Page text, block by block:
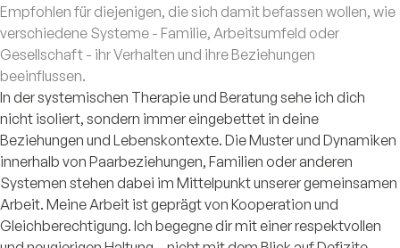
Empfohlen für diejenigen, die sich damit befassen wollen, wie
verschiedene Systeme - Familie, Arbeitsumfeld oder
Gesellschaft - ihr Verhalten und ihre Beziehungen
beeinflussen.
In der systemischen Therapie und Beratung sehe ich dich
nicht isoliert, sondern immer eingebettet in deine
Beziehungen und Lebenskontexte. Die Muster und Dynamiken
innerhalb von Paarbeziehungen, Familien oder anderen
Systemen stehen dabei im Mittelpunkt unserer gemeinsamen
Arbeit. Meine Arbeit ist geprägt von Kooperation und
Gleichberechtigung. Ich begegne dir mit einer respektvollen